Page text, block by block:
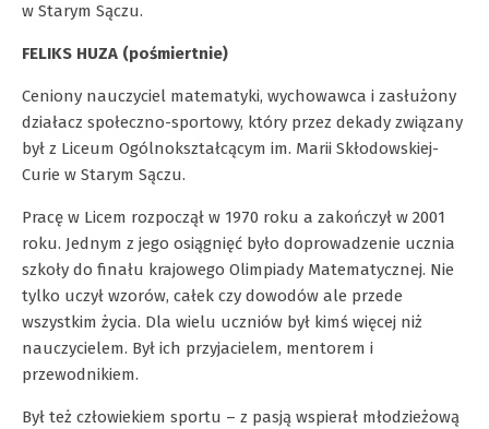
w Starym Sączu.
FELIKS HUZA (pośmiertnie)
Ceniony nauczyciel matematyki, wychowawca i zasłużony
działacz społeczno-sportowy, który przez dekady związany
był z Liceum Ogólnokształcącym im. Marii Skłodowskiej-
Curie w Starym Sączu.
Pracę w Licem rozpoczął w 1970 roku a zakończył w 2001
roku. Jednym z jego osiągnięć było doprowadzenie ucznia
szkoły do finału krajowego Olimpiady Matematycznej. Nie
tylko uczył wzorów, całek czy dowodów ale przede
wszystkim życia. Dla wielu uczniów był kimś więcej niż
nauczycielem. Był ich przyjacielem, mentorem i
przewodnikiem.
Był też człowiekiem sportu – z pasją wspierał młodzieżową